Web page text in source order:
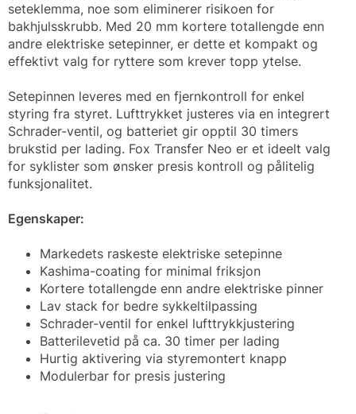
seteklemma, noe som eliminerer risikoen for
bakhjulsskrubb. Med 20 mm kortere totallengde enn
andre elektriske setepinner, er dette et kompakt og
effektivt valg for ryttere som krever topp ytelse.
Setepinnen leveres med en fjernkontroll for enkel
styring fra styret. Lufttrykket justeres via en integrert
Schrader-ventil, og batteriet gir opptil 30 timers
brukstid per lading. Fox Transfer Neo er et ideelt valg
for syklister som ønsker presis kontroll og pålitelig
funksjonalitet.
Egenskaper:
Markedets raskeste elektriske setepinne
Kashima-coating for minimal friksjon
Kortere totallengde enn andre elektriske pinner
Lav stack for bedre sykkeltilpassing
Schrader-ventil for enkel lufttrykkjustering
Batterilevetid på ca. 30 timer per lading
Hurtig aktivering via styremontert knapp
Modulerbar for presis justering